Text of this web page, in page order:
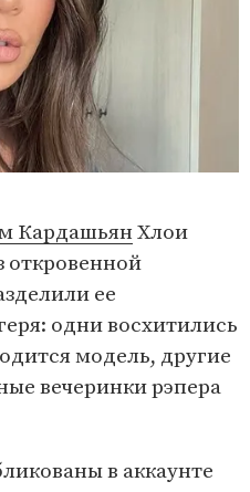
КардашьянХлои
откровенной
ее
одни восхитились
модель, другие
вечеринки рэпера
в аккаунте